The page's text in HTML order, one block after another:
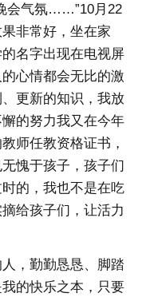
会气氛……”10月22
非常好，坐在家
名字出现在电视屏
心情都会无比的激
更新的知识，我放
的努力我又在今年
师任教资格证书，
愧于孩子，孩子们
的，我也不是在吃
给孩子们，让活力
，勤勤恳恳、脚踏
的快乐之本，只要